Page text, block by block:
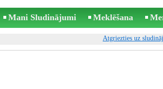
Mani Sludinājumi Meklēšana
Atgriezties uz